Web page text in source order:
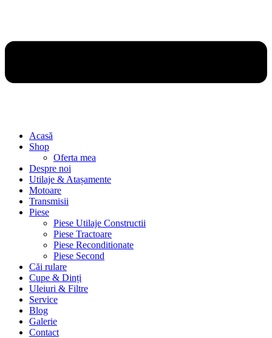
Acasă
Shop
Oferta mea
Despre noi
Utilaje & Atașamente
Motoare
Transmisii
Piese
Piese Utilaje Constructii
Piese Tractoare
Piese Reconditionate
Piese Second
Căi rulare
Cupe & Dinți
Uleiuri & Filtre
Service
Blog
Galerie
Contact